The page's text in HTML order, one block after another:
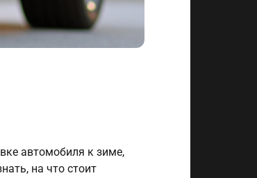
автомобиля к зиме,
на что стоит